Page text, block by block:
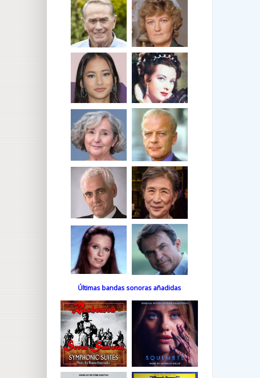
Últimas bandas sonoras añadidas